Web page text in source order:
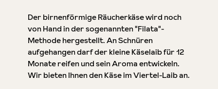
Der birnenförmige Räucherkäse wird noch
von Hand in der sogenannten "Filata"-
Methode hergestellt. An Schnüren
aufgehangen darf der kleine Käselaib für 12
Monate reifen und sein Aroma entwickeln.
Wir bieten Ihnen den Käse im Viertel-Laib an.